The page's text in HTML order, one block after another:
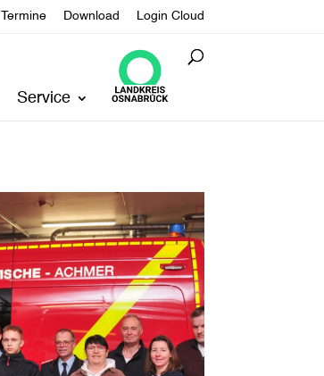
Termine Download Login Cloud
Service